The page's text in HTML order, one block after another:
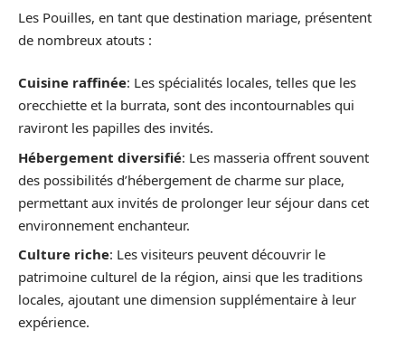
Les Pouilles, en tant que destination mariage, présentent
de nombreux atouts :
Cuisine raffinée: Les spécialités locales, telles que les
orecchiette et la burrata, sont des incontournables qui
raviront les papilles des invités.
Hébergement diversifié: Les masseria offrent souvent
des possibilités d’hébergement de charme sur place,
permettant aux invités de prolonger leur séjour dans cet
environnement enchanteur.
Culture riche: Les visiteurs peuvent découvrir le
patrimoine culturel de la région, ainsi que les traditions
locales, ajoutant une dimension supplémentaire à leur
expérience.